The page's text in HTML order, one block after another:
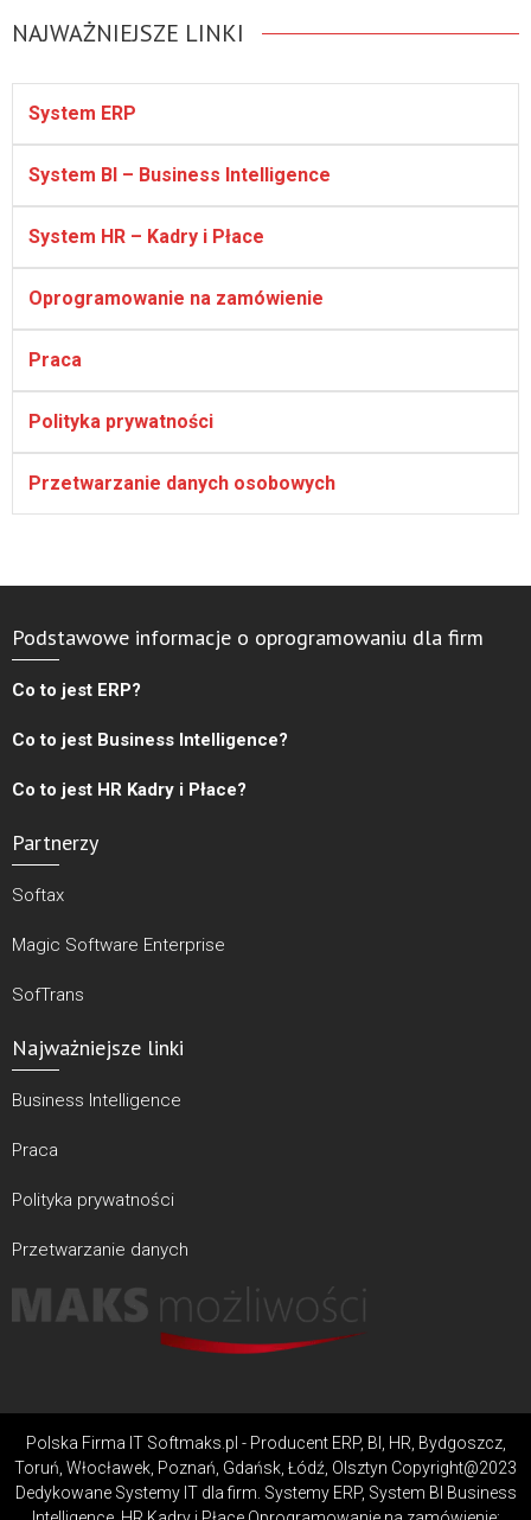
NAJWAŻNIEJSZE LINKI
System ERP
System BI – Business Intelligence
System HR – Kadry i Płace
Oprogramowanie na zamówienie
Praca
Polityka prywatności
Przetwarzanie danych osobowych
Podstawowe informacje o oprogramowaniu dla firm
Co to jest ERP?
Co to jest Business Intelligence?
Co to jest HR Kadry i Płace?
Partnerzy
Softax
Magic Software Enterprise
SofTrans
Najważniejsze linki
Business Intelligence
Praca
Polityka prywatności
Przetwarzanie danych
Polska Firma IT Softmaks.pl - Producent ERP, BI, HR, Bydgoszcz,
Toruń, Włocławek, Poznań, Gdańsk, Łódź, Olsztyn Copyright@2023
Dedykowane Systemy IT dla firm. Systemy ERP, System BI Business